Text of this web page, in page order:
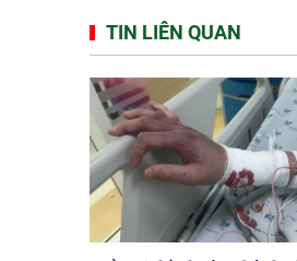
TIN LIÊN QUAN